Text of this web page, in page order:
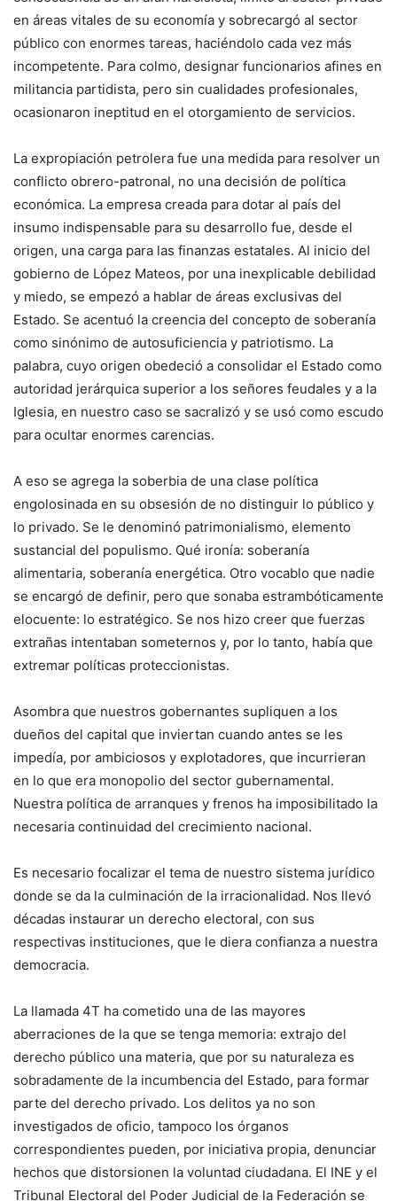
en áreas vitales de su economía y sobrecargó al sector
público con enormes tareas, haciéndolo cada vez más
incompetente. Para colmo, designar funcionarios afines en
militancia partidista, pero sin cualidades profesionales,
ocasionaron ineptitud en el otorgamiento de servicios.
La expropiación petrolera fue una medida para resolver un
conflicto obrero-patronal, no una decisión de política
económica. La empresa creada para dotar al país del
insumo indispensable para su desarrollo fue, desde el
origen, una carga para las finanzas estatales. Al inicio del
gobierno de López Mateos, por una inexplicable debilidad
y miedo, se empezó a hablar de áreas exclusivas del
Estado. Se acentuó la creencia del concepto de soberanía
como sinónimo de autosuficiencia y patriotismo. La
palabra, cuyo origen obedeció a consolidar el Estado como
autoridad jerárquica superior a los señores feudales y a la
Iglesia, en nuestro caso se sacralizó y se usó como escudo
para ocultar enormes carencias.
A eso se agrega la soberbia de una clase política
engolosinada en su obsesión de no distinguir lo público y
lo privado. Se le denominó patrimonialismo, elemento
sustancial del populismo. Qué ironía: soberanía
alimentaria, soberanía energética. Otro vocablo que nadie
se encargó de definir, pero que sonaba estrambóticamente
elocuente: lo estratégico. Se nos hizo creer que fuerzas
extrañas intentaban someternos y, por lo tanto, había que
extremar políticas proteccionistas.
Asombra que nuestros gobernantes supliquen a los
dueños del capital que inviertan cuando antes se les
impedía, por ambiciosos y explotadores, que incurrieran
en lo que era monopolio del sector gubernamental.
Nuestra política de arranques y frenos ha imposibilitado la
necesaria continuidad del crecimiento nacional.
Es necesario focalizar el tema de nuestro sistema jurídico
donde se da la culminación de la irracionalidad. Nos llevó
décadas instaurar un derecho electoral, con sus
respectivas instituciones, que le diera confianza a nuestra
democracia.
La llamada 4T ha cometido una de las mayores
aberraciones de la que se tenga memoria: extrajo del
derecho público una materia, que por su naturaleza es
sobradamente de la incumbencia del Estado, para formar
parte del derecho privado. Los delitos ya no son
investigados de oficio, tampoco los órganos
correspondientes pueden, por iniciativa propia, denunciar
hechos que distorsionen la voluntad ciudadana. El INE y el
Tribunal Electoral del Poder Judicial de la Federación se